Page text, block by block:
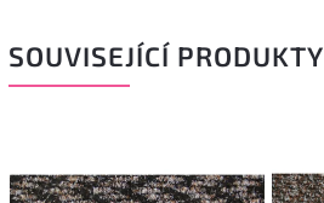
SOUVISEJÍCÍ PRODUKTY